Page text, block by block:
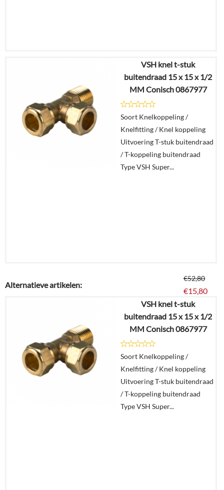
€57,68
€23,30
In
winkelmand
VSH knel t-stuk
buitendraad 15 x 15 x 1/2
MM Conisch 0867977
Soort Knelkoppeling /
Knelfitting / Knel koppeling
Uitvoering T-stuk buitendraad
/ T-koppeling buitendraad
Type VSH Super...
€52,80
€15,80
Details
winkelmand
Alternatieve artikelen:
VSH knel t-stuk
buitendraad 15 x 15 x 1/2
MM Conisch 0867977
Soort Knelkoppeling /
Knelfitting / Knel koppeling
Uitvoering T-stuk buitendraad
/ T-koppeling buitendraad
Type VSH Super...